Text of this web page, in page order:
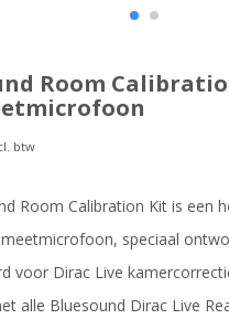
Room
btw
Room Calibration Kit is een
speciaal
voor Dirac Live
alle Bluesound Dirac Live